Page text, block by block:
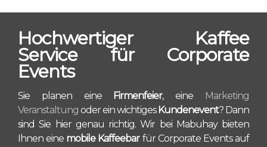
Hochwertiger Kaffee
Service für Corporate
Events
Sie planen eine Firmenfeier, eine
Marketing
Veranstaltung oder ein wichtiges Kundenevent? Dann
sind Sie hier genau richtig. Wir bei Mabuhay bieten
Ihnen eine mobile Kaffeebarfür Corporate Events auf